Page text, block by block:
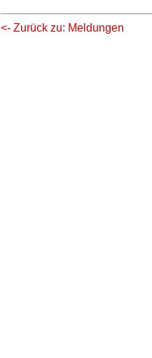
<- Zurück zu: Meldungen